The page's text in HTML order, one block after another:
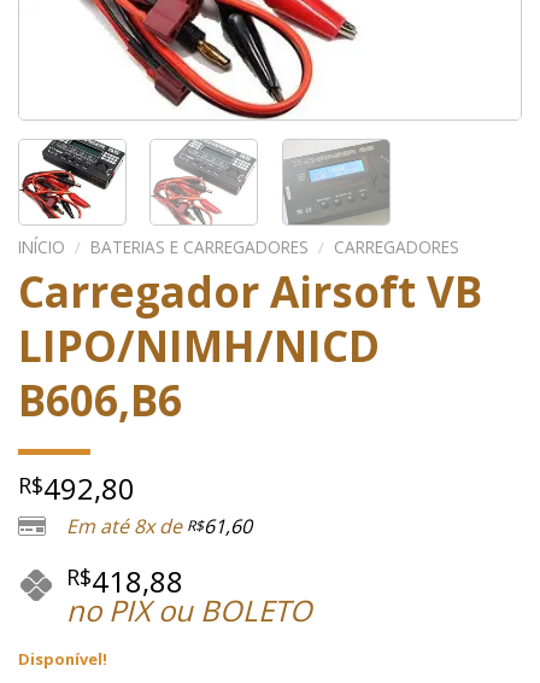
INÍCIO / BATERIAS E CARREGADORES / CARREGADORES
Carregador Airsoft VB
LIPO/NIMH/NICD
B606,B6
R$492,80
Em até 8x de R$61,60
R$418,88
no PIX ou BOLETO
Disponível!